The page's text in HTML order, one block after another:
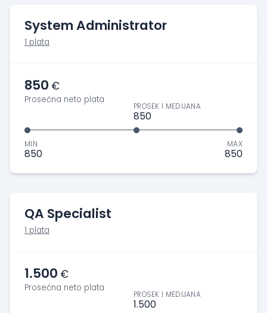
System Administrator
1 plata
850 €
Prosečna neto plata
MIN
850
PROSEK I MEDIJANA
850
MAX
850
QA Specialist
1 plata
1.500 €
Prosečna neto plata
PROSEK I MEDIJANA
1.500